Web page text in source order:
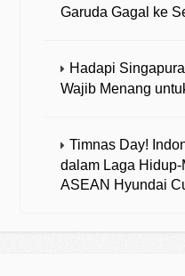
Garuda Gagal ke
Hadapi
Wajib Menang
Timnas Day!
dalam Laga Hidup-
ASEAN Hyundai